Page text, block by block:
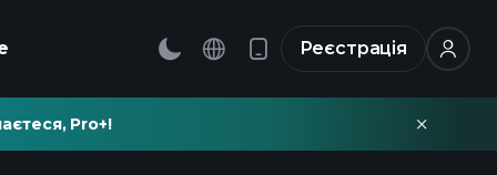
Реєстрація
Pro+!